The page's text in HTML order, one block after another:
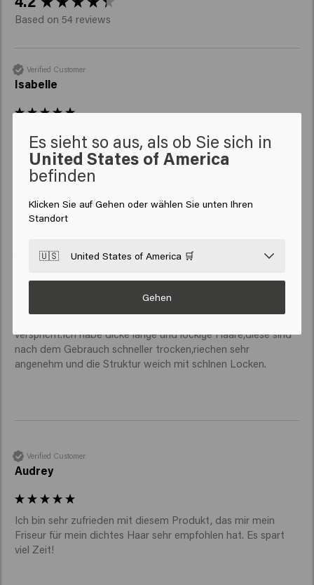
Based on 54 reviews
Verified Customer
Isabelle
Geniale Produkte. Beschleunigt das Trocknen und fühlt sich
definitiv versiegelnd und schützend an, ohne mein feineres
Haar zu beschweren!
Verified Customer
verspricht.Ich habe dicke lange und lockige Haare,diese sind
nach dem Gebrauch schneller trocken,riechen sehr
angenehm und die Struktur weich mit schlnen Locken.
Verified Customer
Audrey
Ich bin sehr zufrieden mit diesem Produkt, das mir mein
Friseur für mein dichtes Haar sehr empfohlen hat. Es spart
viel Zeit!
Es sieht so aus, als ob Sie sich in
United States of America
befinden
Klicken Sie auf Gehen oder wählen Sie unten Ihren
Standort
🇺🇸 United States of America 🛒
Gehen